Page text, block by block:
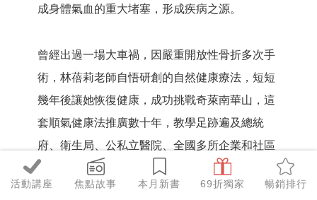
活動講座 焦點故事 本月新書 69折獨家 暢銷排行
成身體氣血的重大堵塞，形成疾病之源。
曾經出過一場大車禍，因嚴重開放性骨折多次手
術，林蓓莉老師自悟研創的自然健康療法， 短短
幾年後讓她恢復健康，成功挑戰奇萊南華山，這
套順氣健康法推廣數十年，教學足跡遍及總統
府、衛生局、公私立醫院、全國多所企業和社區
大學。